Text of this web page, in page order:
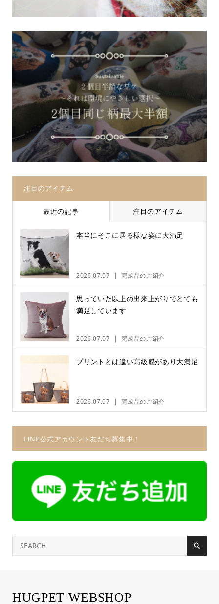
注目のアイテム
最近の記事 注目のアイテム
本当にそこに居る様な姿に大満足
2026.07.07 完成品のご紹介
思っていた以上の出来上がりでとても
満足しています
2026.07.07 完成品のご紹介
プリントとは違い高級感があり大満足
2026.07.07 完成品のご紹介
LINE公式アカウント友だち募集中！
HUGPET WEBSHOP